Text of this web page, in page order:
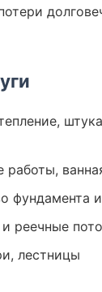
работы,
фундамента
реечные
лестницы